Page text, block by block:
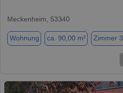
Meckenheim, 53340
Wohnung ca. 90,00 m² Zimmer 3